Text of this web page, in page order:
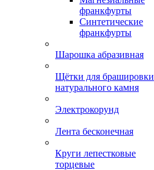
франкфурты
Синтетические
франкфурты
Шарошка абразивная
Щётки для брашировки
натурального камня
Электрокорунд
Лента бесконечная
Круги лепестковые
торцевые